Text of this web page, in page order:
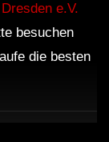
e.V.
besuchen
die besten